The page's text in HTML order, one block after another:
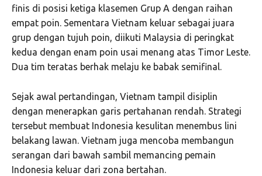
finis di posisi ketiga klasemen Grup A dengan raihan
empat poin. Sementara Vietnam keluar sebagai juara
grup dengan tujuh poin, diikuti Malaysia di peringkat
kedua dengan enam poin usai menang atas Timor Leste.
Dua tim teratas berhak melaju ke babak semifinal.
Sejak awal pertandingan, Vietnam tampil disiplin
dengan menerapkan garis pertahanan rendah. Strategi
tersebut membuat Indonesia kesulitan menembus lini
belakang lawan. Vietnam juga mencoba membangun
serangan dari bawah sambil memancing pemain
Indonesia keluar dari zona bertahan.